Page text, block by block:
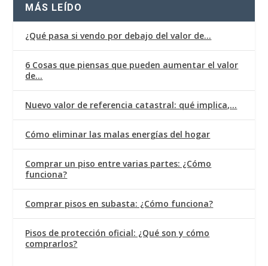
MÁS LEÍDO
¿Qué pasa si vendo por debajo del valor de…
6 Cosas que piensas que pueden aumentar el valor
de…
Nuevo valor de referencia catastral: qué implica,…
Cómo eliminar las malas energías del hogar
Comprar un piso entre varias partes: ¿Cómo
funciona?
Comprar pisos en subasta: ¿Cómo funciona?
Pisos de protección oficial: ¿Qué son y cómo
comprarlos?